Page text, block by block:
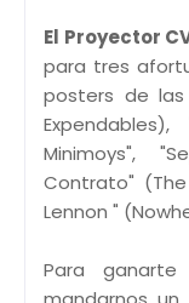
El Proyector
para tres
posters de las
Minimoys",
Contrato"
Lennon "
Para